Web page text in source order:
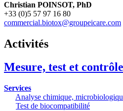
Christian POINSOT, PhD
+33 (0)5 57 97 16 80
commercial.biotox@groupeicare.com
Activités
Mesure, test et
Services
Analyse chimique,
Test de biocompatibilité